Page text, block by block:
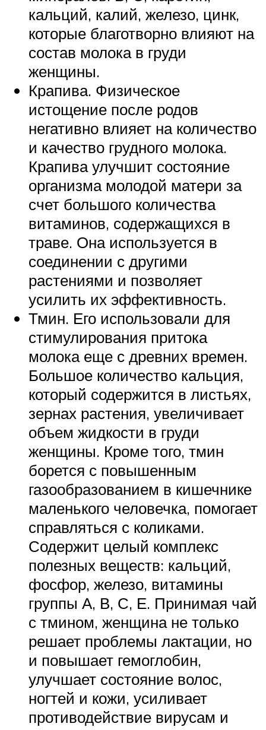
кальций, калий, железо, цинк,
которые благотворно влияют на
состав молока в груди
женщины.
Крапива. Физическое
истощение после родов
негативно влияет на количество
и качество грудного молока.
Крапива улучшит состояние
организма молодой матери за
счет большого количества
витаминов, содержащихся в
траве. Она используется в
соединении с другими
растениями и позволяет
усилить их эффективность.
Тмин. Его использовали для
стимулирования притока
молока еще с древних времен.
Большое количество кальция,
который содержится в листьях,
зернах растения, увеличивает
объем жидкости в груди
женщины. Кроме того, тмин
борется с повышенным
газообразованием в кишечнике
маленького человечка, помогает
справляться с коликами.
Содержит целый комплекс
полезных веществ: кальций,
фосфор, железо, витамины
группы А, В, С, Е. Принимая чай
с тмином, женщина не только
решает проблемы лактации, но
и повышает гемоглобин,
улучшает состояние волос,
ногтей и кожи, усиливает
противодействие вирусам и